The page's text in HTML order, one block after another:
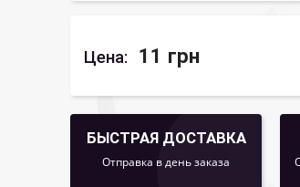
Цена: 11 грн
БЫСТРАЯ ДОСТАВКА
Отправка в день заказа